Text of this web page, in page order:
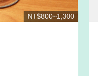
NT$800~1,300